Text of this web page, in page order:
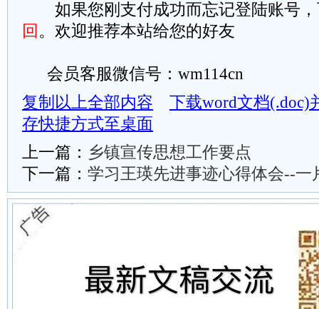
如果您刚支付成功而忘记登陆账号，
回 。欢迎推荐本站给您的好友
会员客服微信号：wm114cn
复制以上全部内容
下载word文档(.doc)
存快捷方式至桌面
上一篇： 乡镇宣传思想工作要点
下一篇： 学习王瑛先进事迹心得体会--一